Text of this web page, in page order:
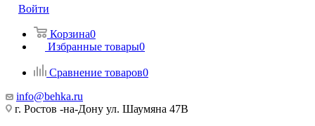
Войти
Корзина0
Избранные товары0
Сравнение товаров0
info@behka.ru
г. Ростов -на-Дону ул. Шаумяна 47В